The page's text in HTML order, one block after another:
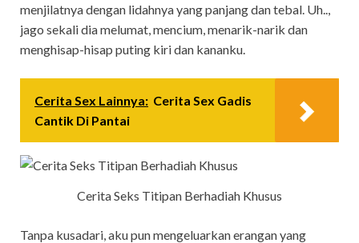
menjilatnya dengan lidahnya yang panjang dan tebal. Uh..,
jago sekali dia melumat, mencium, menarik-narik dan
menghisap-hisap puting kiri dan kananku.
Cerita Sex Lainnya: Cerita Sex Gadis
Cantik Di Pantai
Cerita Seks Titipan Berhadiah Khusus
Tanpa kusadari, aku pun mengeluarkan erangan yang